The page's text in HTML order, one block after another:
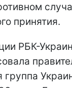
принятия.
РБК-
группа